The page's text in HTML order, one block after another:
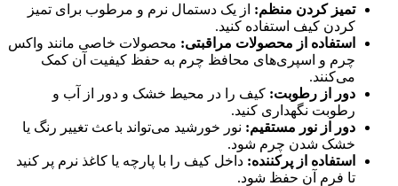
تمیز کردن منظم: از یک دستمال نرم و مرطوب برای تمیز
کردن کیف استفاده کنید.
استفاده از محصولات مراقبتی: محصولات خاصی مانند واکس
چرم و اسپری‌های محافظ چرم به حفظ کیفیت آن کمک
می‌کنند.
دور از رطوبت: کیف را در محیط خشک و دور از آب و
رطوبت نگهداری کنید.
دور از نور مستقیم: نور خورشید می‌تواند باعث تغییر رنگ یا
خشک شدن چرم شود.
استفاده از پرکننده: داخل کیف را با پارچه یا کاغذ نرم پر کنید
تا فرم آن حفظ شود.